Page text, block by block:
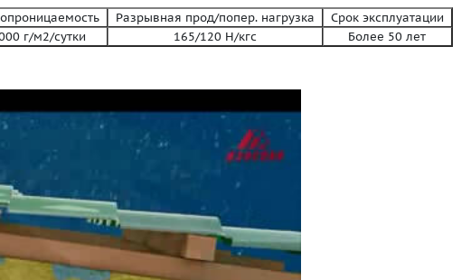
Разрывная прод/попер. нагрузка
Срок эксплуатации
г/м2/сутки 165/120 Н/кгс Более 50 лет